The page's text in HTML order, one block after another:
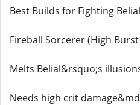
Best Builds for Fighting Belial
Fireball Sorcerer (High
Melts Belial&rsquo;s
Needs high crit